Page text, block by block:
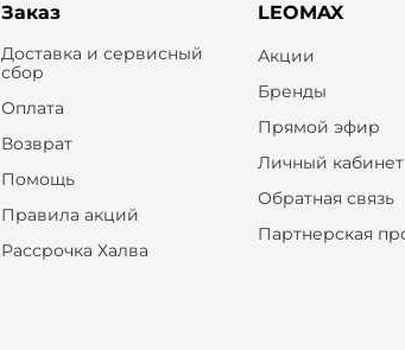
Заказ
Доставка и сервисный
сбор
Оплата
Возврат
Помощь
Правила акций
Рассрочка Халва
LEOMAX
Акции
Бренды
Прямой эфир
Личный кабинет
Обратная связь
Партнерская